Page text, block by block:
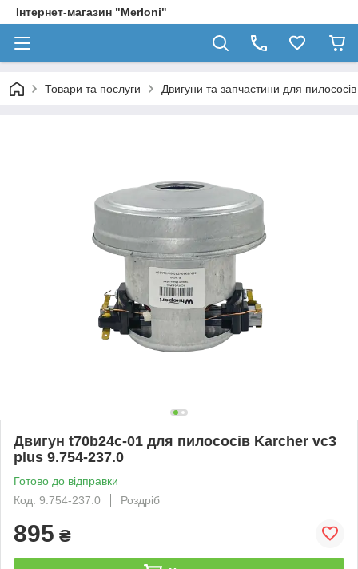
Інтернет-магазин "Merloni"
Товари та послуги Двигуни та запчастини для пилососів
Двигун t70b24c-01 для пилососів Karcher vc3
plus 9.754-237.0
Готово до відправки
Код: 9.754-237.0
Роздріб
895 ₴